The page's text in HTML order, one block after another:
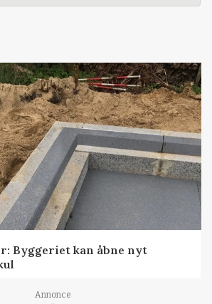
Byggeriet kan åbne nyt
Annonce